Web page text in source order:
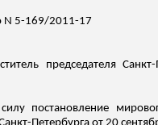
N 5-169/2011-17
председателя
постановление